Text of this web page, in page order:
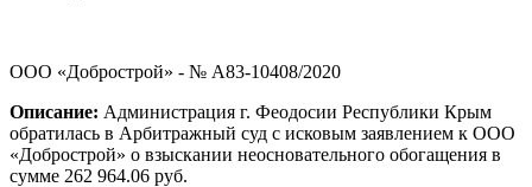
ООО «Добрострой» - № А83-10408/2020
Описание: Администрация г. Феодосии Республики Крым
обратилась в Арбитражный суд с исковым заявлением к ООО
«Добрострой» о взыскании неосновательного обогащения в
сумме 262 964.06 руб.